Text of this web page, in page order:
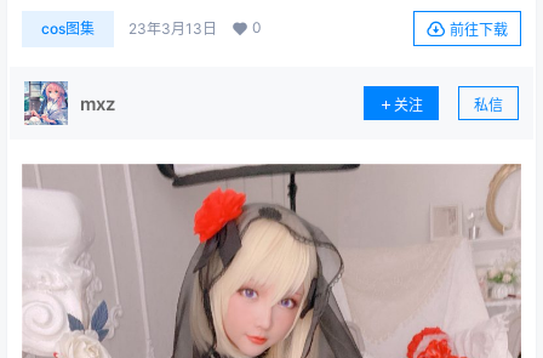
cos图集 23年3月13日 0 前往下载
mxz 关注 私信